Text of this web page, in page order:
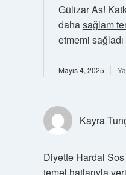
Gülizar As!
dahasağlam
etmemi
Mayıs 4, 2025
Kayra
Diyette Hardal
temel hatlarıyla